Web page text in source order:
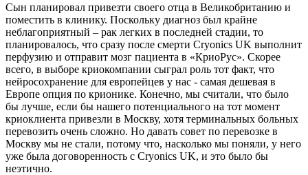
Сын планировал привезти своего отца в Великобританию и
поместить в клинику. Поскольку диагноз был крайне
неблагоприятный – рак легких в последней стадии, то
планировалось, что сразу после смерти Cryonics UK выполнит
перфузию и отправит мозг пациента в «КриоРус». Скорее
всего, в выборе криокомпании сыграл роль тот факт, что
нейросохранение для европейцев у нас - самая дешевая в
Европе опция по крионике. Конечно, мы считали, что было
бы лучше, если бы нашего потенциального на тот момент
криоклиента привезли в Москву, хотя терминальных больных
перевозить очень сложно. Но давать совет по перевозке в
Москву мы не стали, потому что, насколько мы поняли, у него
уже была договоренность с Cryonics UK, и это было бы
неэтично.